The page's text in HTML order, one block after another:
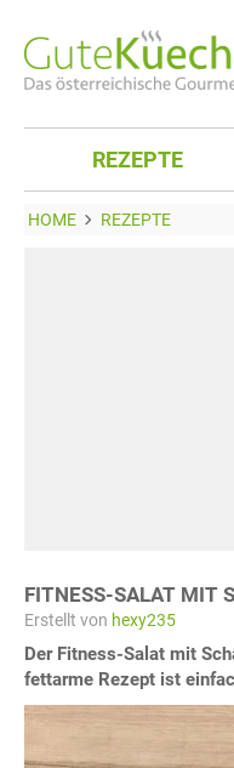
REZEPTE
HOME REZEPTE
FITNESS-SALAT MIT
Erstellt von hexy235
Der Fitness-Salat mit
fettarme Rezept ist